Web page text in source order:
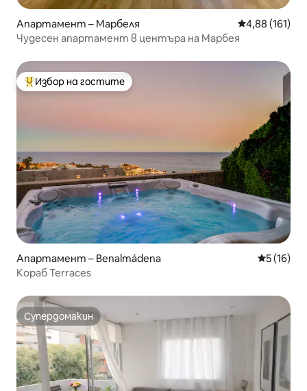
Апартамент – Марбеля Средна
4,88 (161)
Чудесен апартамент в центъра на Марбея
Най-популярен избор на гостите
Избор на гостите
Апартамент – Benalmádena Средна
5 (16)
Кораб Terraces
Супердомакин
Супердомакин